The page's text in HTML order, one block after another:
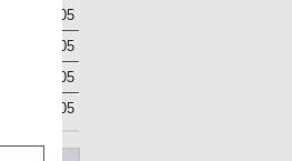
605
605
605
605